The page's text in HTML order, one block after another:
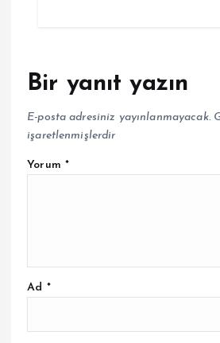
Bir yanıt yazın
E-posta adresiniz yayınlanmayacak.
işaretlenmişlerdir
Yorum *
Ad *